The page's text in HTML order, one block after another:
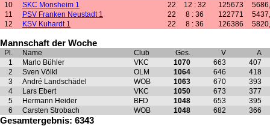
10
SKC Monsheim 1 22 12 : 32 125673
11
PSV Franken Neustadt 1 22 8 : 36 122771
12
KSV Kuhardt 1 22 8 : 36 126386
Mannschaft der Woche
Pl. Name Club Ges. V
A
1
Marlo Bühler VKC 1070 663
407
2
Sven Völkl OLM 1064 646
418
3
André Landschädel WOB 1063 670
393
4
Lars Ebert VKC 1050 673
377
5
Hermann Heider BFD 1048 653
395
6
Carsten Strobach WOB 1048 682 366
Gesamtergebnis: 6343